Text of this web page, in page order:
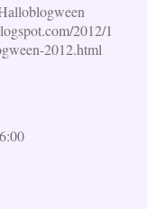
2012/1
2012.html